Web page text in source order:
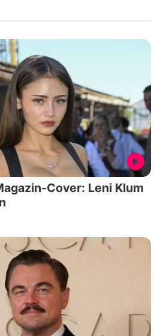
Cover: Leni Klum